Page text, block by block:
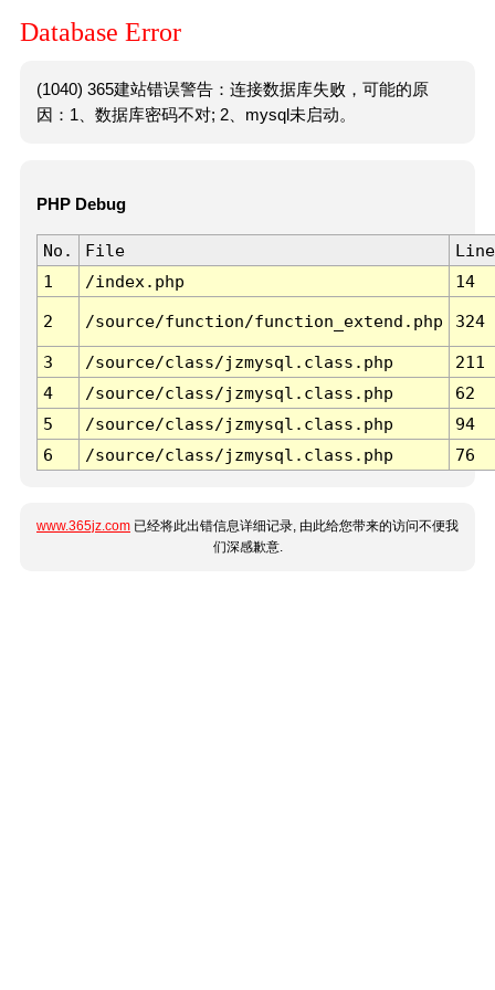
Database Error
(1040) 365建站错误警告：连接数据库失败，可能的原
因：1、数据库密码不对; 2、mysql未启动。
PHP Debug
No. File
Line
1
/index.php 14
2 /source/function/function_extend.php 324
3 /source/class/jzmysql.class.php
211
4
/source/class/jzmysql.class.php
62
5
/source/class/jzmysql.class.php
94
6
/source/class/jzmysql.class.php 76
www.365jz.com 已经将此出错信息详细记录, 由此给您带来的访问不便我
们深感歉意.